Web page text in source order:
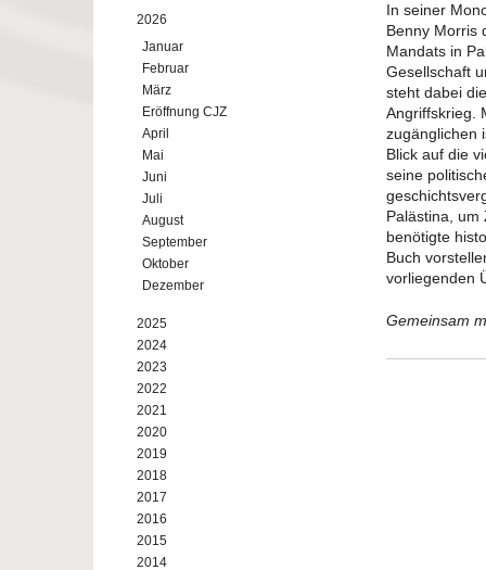
2026
Januar
Februar
März
Eröffnung CJZ
April
Mai
Juni
Juli
August
September
Oktober
Dezember
2025
2024
2023
2022
2021
2020
2019
2018
2017
2016
2015
2014
In seiner
Benny Morris
Mandats in
Gesellschaft
steht dabei
Angriffskrieg.
zugänglichen
Blick auf die
seine
Palästina, um
benötigte
Buch
vorliegenden
Gemeinsam